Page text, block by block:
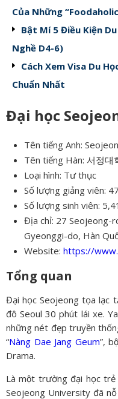
Của Những
Bật Mí 5 Điều Kiện
Nghề D4-6)
Cách Xem Visa Du
Chuẩn Nhất
Đại học
Tên tiếng Anh:
Tên tiếng Hàn: 서정대
Loại hình: Tư thục
Số lượng giảng viên:
Số lượng sinh viên:
Địa chỉ: 27 Seojeong-
Gyeonggi-do, Hàn
Website: https://
Tổng quan
Đại học Seojeong tọa lạc
đô Seoul 30 phút lái xe.
những nét đẹp truyền
“Nàng Dae Jang Geum”,
Drama.
Là một trường đại học
Seojeong University đã